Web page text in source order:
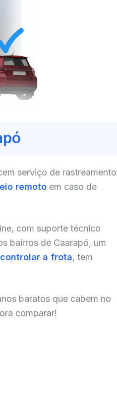
serviço de rastreamento
remoto em caso de
com suporte técnico
bairros de Caarapó, um
controlar a frota, tem
baratos que cabem no
comparar!